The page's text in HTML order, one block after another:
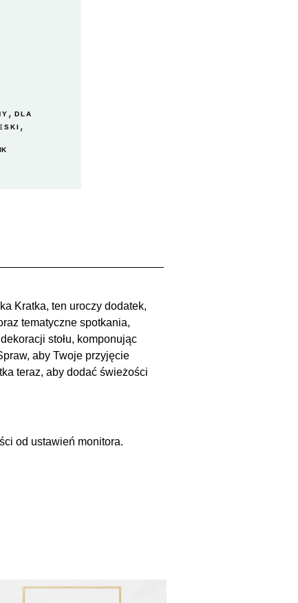
, DLA
,
Kratka, ten uroczy dodatek,
tematyczne spotkania,
stołu, komponując
aby Twoje przyjęcie
teraz, aby dodać świeżości
od ustawień monitora.